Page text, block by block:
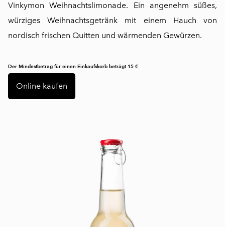
Vinkymon Weihnachtslimonade. Ein angenehm süßes,
würziges Weihnachtsgetränk mit einem Hauch von
nordisch frischen Quitten und wärmenden Gewürzen.
Der Mindestbetrag für einen Einkaufskorb beträgt 15 €
Online kaufen